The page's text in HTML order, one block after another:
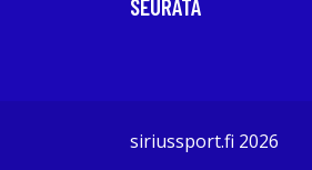
SEURATA
siriussport.fi 2026